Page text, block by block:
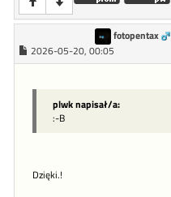
fotopentax
2026-05-20, 00:05
plwk napisał/a:
:-B
Dzięki.!